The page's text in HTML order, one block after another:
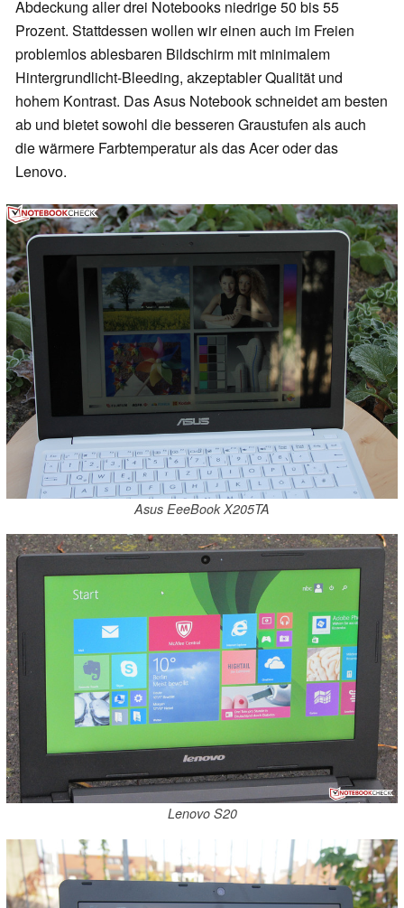
Abdeckung aller drei Notebooks niedrige 50 bis 55
Prozent. Stattdessen wollen wir einen auch im Freien
problemlos ablesbaren Bildschirm mit minimalem
Hintergrundlicht-Bleeding, akzeptabler Qualität und
hohem Kontrast. Das Asus Notebook schneidet am besten
ab und bietet sowohl die besseren Graustufen als auch
die wärmere Farbtemperatur als das Acer oder das
Lenovo.
Asus EeeBook X205TA
Lenovo S20